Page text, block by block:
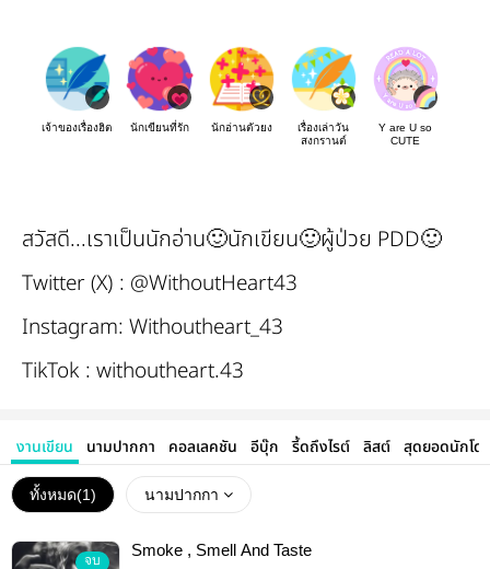
เจ้าของเรื่องฮิต นักเขียนที่รัก นักอ่านตัวยง
เรื่องเล่าวัน
สงกรานต์
Y are U so
CUTE
สวัสดี...เราเป็นนักอ่าน🙂นักเขียน🙂ผู้ป่วย PDD🙂
Twitter (X) : @WithoutHeart43
Instagram: Withoutheart_43
TikTok : withoutheart.43
งานเขียน นามปากกา คอลเลคชัน อีบุ๊ก รี้ดถึงไรต์ ลิสต์ สุดยอดนักโด
ทั้งหมด(1) นามปากกา
จบ
Smoke , Smell And Taste